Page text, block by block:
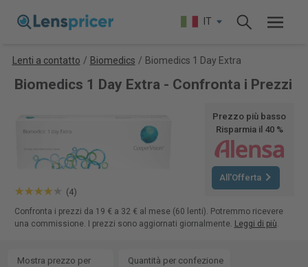
IT
Lenti a contatto / Biomedics / Biomedics 1 Day Extra
Biomedics 1 Day Extra - Confronta i Prezzi
(4)
Prezzo più basso
Risparmia il 40 %
All'Offerta
Confronta i prezzi da 19 € a 32 € al mese (60 lenti). Potremmo ricevere
una commissione. I prezzi sono aggiornati giornalmente. Leggi di più.
Mostra prezzo per
Quantità per confezione